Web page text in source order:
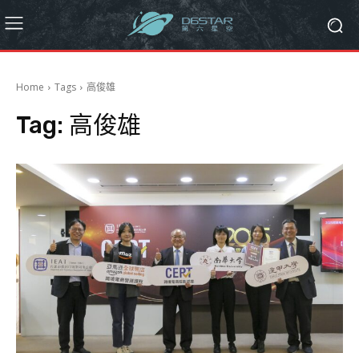
Home Tags 高俊雄
Tag: 高俊雄